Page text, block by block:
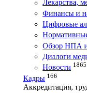
Лекарства,
Финансы и
Цифровые
Обзор НПА и
Диалоги
Новости 1865
Кадры 166
Аккредитация,